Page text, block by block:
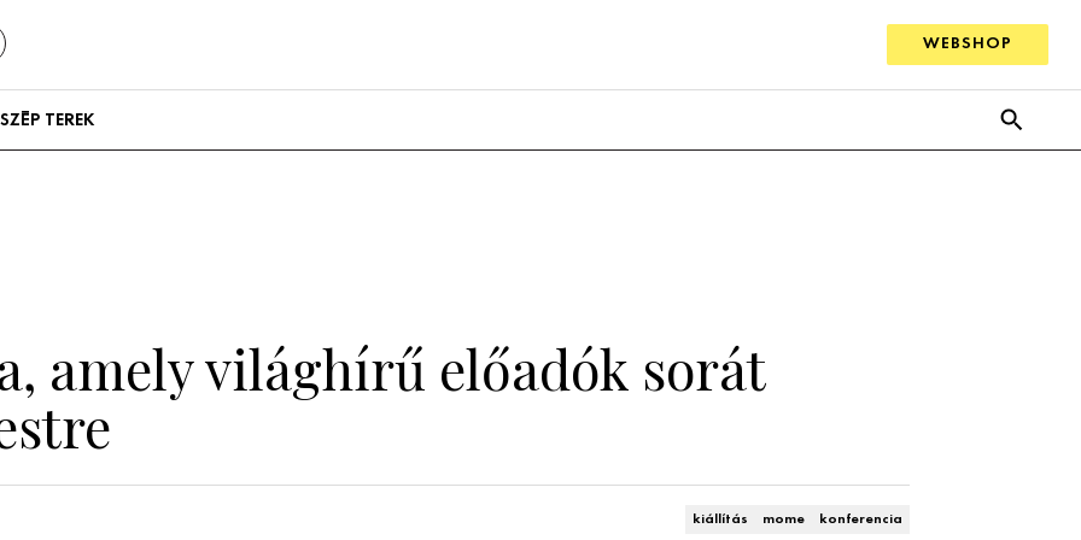
WEBSHOP
SZÉP TEREK
amely világhírű előadók sorát
kiállítás mome konferencia